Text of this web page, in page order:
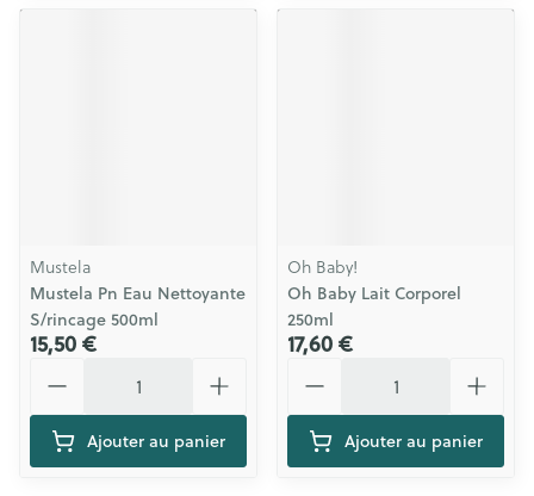
Mustela
Mustela Pn Eau Nettoyante
S/rincage 500ml
15,50 €
Ajouter au panier
Oh Baby!
Oh Baby Lait Corporel
250ml
17,60 €
Ajouter au panier